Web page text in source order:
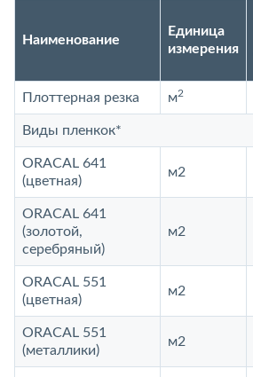
Наименование
Единица
измерения
Плоттерная резка м2
Виды пленкок*
ORACAL 641
(цветная)
м2
ORACAL 641
(золотой,
серебряный)
м2
ORACAL 551
(цветная)
м2
ORACAL 551
(металлики)
м2